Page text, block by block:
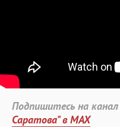
Подпишитесь на канал
Саратова" в MAX